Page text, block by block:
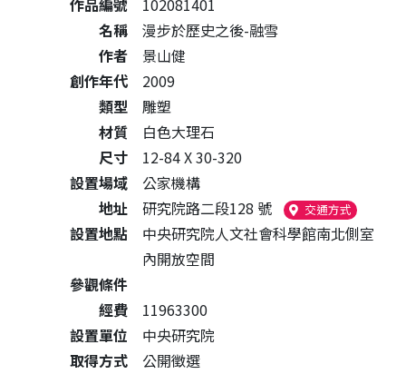
作品編號
102081401
名稱
漫步於歷史之後-融雪
作者
景山健
創作年代
2009
類型
雕塑
材質
白色大理石
尺寸
12-84 X 30-320
設置場域
公家機構
地址
研究院路二段128 號 交通方式（另開新
設置地點
中央研究院人文社會科學館南北側室
內開放空間
參觀條件
經費
11963300
設置單位
中央研究院
取得方式
公開徵選